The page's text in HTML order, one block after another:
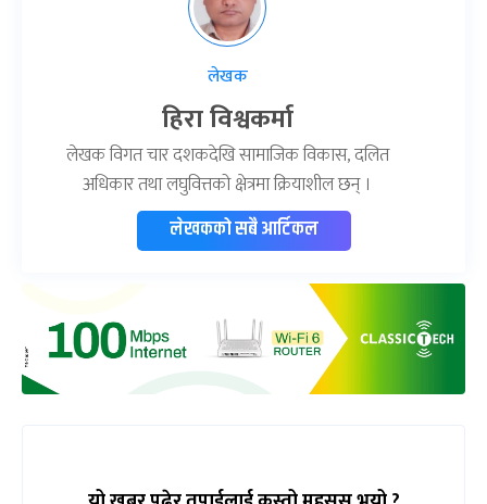
लेखक
हिरा विश्वकर्मा
लेखक विगत चार दशकदेखि सामाजिक विकास, दलित
अधिकार तथा लघुवित्तको क्षेत्रमा क्रियाशील छन् ।
लेखकको सबै आर्टिकल